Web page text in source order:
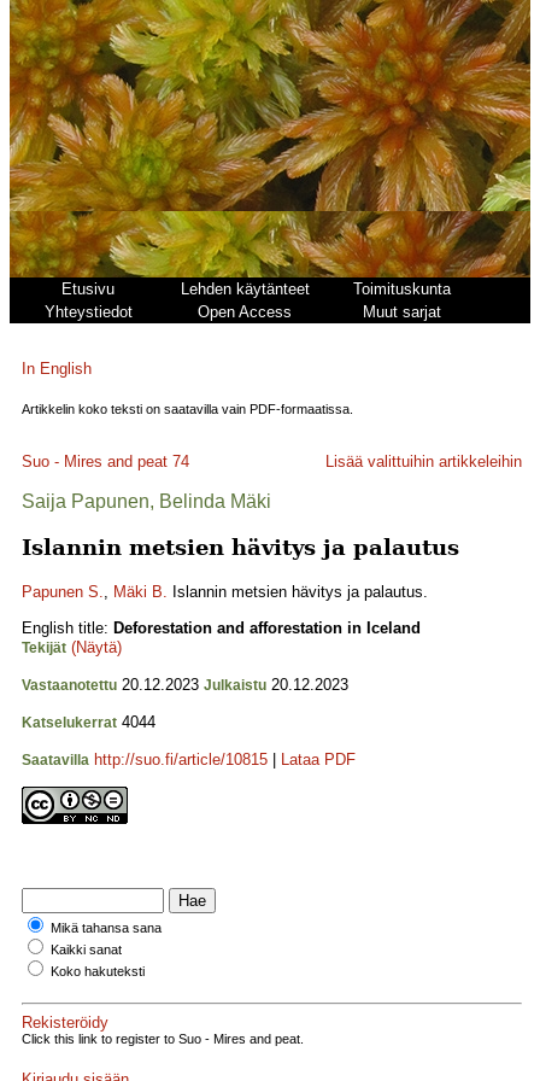
Etusivu Lehden käytänteet
Toimituskunta
Yhteystiedot
Open Access Muut sarjat
In English
Artikkelin koko teksti on saatavilla vain PDF-formaatissa.
Suo - Mires and peat 74 Lisää valittuihin artikkeleihin
Saija Papunen, Belinda Mäki
Islannin metsien hävitys ja palautus
Papunen S., Mäki B. Islannin metsien hävitys ja palautus.
English title: Deforestation and afforestation in Iceland
Tekijät (Näytä)
Vastaanotettu 20.12.2023 Julkaistu 20.12.2023
Katselukerrat 4044
Saatavilla http://suo.fi/article/10815 Lataa PDF
Mikä tahansa sana
Kaikki sanat
Koko hakuteksti
Rekisteröidy
Click this link to register to Suo - Mires and peat.